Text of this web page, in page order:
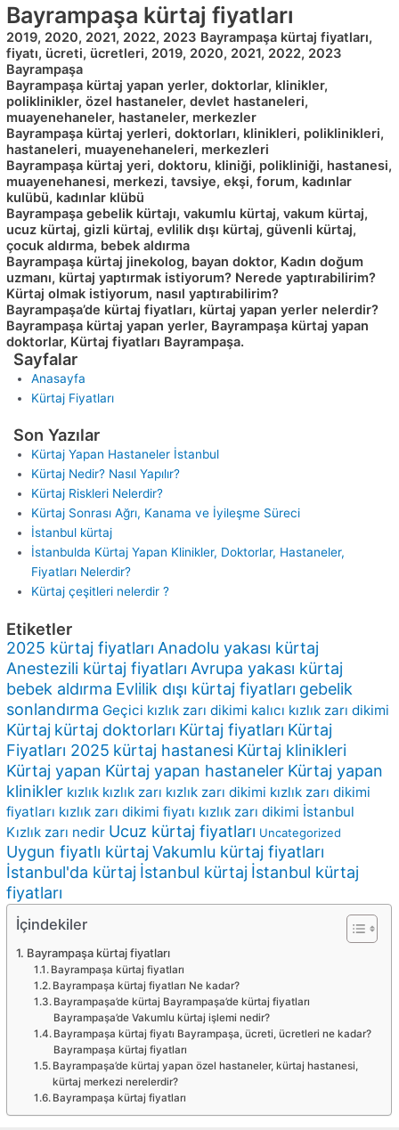
Bayrampaşa kürtaj fiyatları
2019, 2020, 2021, 2022, 2023 Bayrampaşa kürtaj fiyatları,
fiyatı, ücreti, ücretleri, 2019, 2020, 2021, 2022, 2023
Bayrampaşa
Bayrampaşa kürtaj yapan yerler, doktorlar, klinikler,
poliklinikler, özel hastaneler, devlet hastaneleri,
muayenehaneler, hastaneler, merkezler
Bayrampaşa kürtaj yerleri, doktorları, klinikleri, poliklinikleri,
hastaneleri, muayenehaneleri, merkezleri
Bayrampaşa kürtaj yeri, doktoru, kliniği, polikliniği, hastanesi,
muayenehanesi, merkezi, tavsiye, ekşi, forum, kadınlar
kulübü, kadınlar klübü
Bayrampaşa gebelik kürtajı, vakumlu kürtaj, vakum kürtaj,
ucuz kürtaj, gizli kürtaj, evlilik dışı kürtaj, güvenli kürtaj,
çocuk aldırma, bebek aldırma
Bayrampaşa kürtaj jinekolog, bayan doktor, Kadın doğum
uzmanı, kürtaj yaptırmak istiyorum? Nerede yaptırabilirim?
Kürtaj olmak istiyorum, nasıl yaptırabilirim?
Bayrampaşa’de kürtaj fiyatları, kürtaj yapan yerler nelerdir?
Bayrampaşa kürtaj yapan yerler, Bayrampaşa kürtaj yapan
doktorlar, Kürtaj fiyatları Bayrampaşa.
Sayfalar
Anasayfa
Kürtaj Fiyatları
Son Yazılar
Kürtaj Yapan Hastaneler İstanbul
Kürtaj Nedir? Nasıl Yapılır?
Kürtaj Riskleri Nelerdir?
Kürtaj Sonrası Ağrı, Kanama ve İyileşme Süreci
İstanbul kürtaj
İstanbulda Kürtaj Yapan Klinikler, Doktorlar, Hastaneler,
Fiyatları Nelerdir?
Kürtaj çeşitleri nelerdir ?
Etiketler
2025 kürtaj fiyatları Anadolu yakası kürtaj
Anestezili kürtaj fiyatları Avrupa yakası kürtaj
bebek aldırma Evlilik dışı kürtaj fiyatları gebelik
sonlandırma Geçici kızlık zarı dikimi kalıcı kızlık zarı dikimi
Kürtaj kürtaj doktorları Kürtaj fiyatları Kürtaj
Fiyatları 2025 kürtaj hastanesi Kürtaj klinikleri
Kürtaj yapan Kürtaj yapan hastaneler Kürtaj yapan
klinikler kızlık kızlık zarı kızlık zarı dikimi kızlık zarı dikimi
fiyatları kızlık zarı dikimi fiyatı kızlık zarı dikimi İstanbul
Kızlık zarı nedir Ucuz kürtaj fiyatları Uncategorized
Uygun fiyatlı kürtaj Vakumlu kürtaj fiyatları
İstanbul'da kürtaj İstanbul kürtaj İstanbul kürtaj
fiyatları
İçindekiler
Bayrampaşa kürtaj fiyatları
Bayrampaşa kürtaj fiyatları
Bayrampaşa kürtaj fiyatları Ne kadar?
Bayrampaşa’de kürtaj Bayrampaşa’de kürtaj fiyatları
Bayrampaşa’de Vakumlu kürtaj işlemi nedir?
Bayrampaşa kürtaj fiyatı Bayrampaşa, ücreti, ücretleri ne kadar?
Bayrampaşa kürtaj fiyatları
Bayrampaşa’de kürtaj yapan özel hastaneler, kürtaj hastanesi,
kürtaj merkezi nerelerdir?
Bayrampaşa kürtaj fiyatları